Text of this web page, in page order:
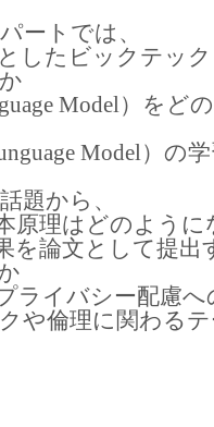
ートでは、
したビックテッ
Model）を
Model）の
題から、
原理はどのよう
を論文として提
ライバシー配慮
や倫理に関わる